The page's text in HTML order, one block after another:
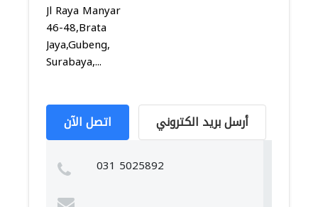
Jl Raya Manyar
46-48,Brata
Jaya,Gubeng,
Surabaya,...
اتصل الآن أرسل بريد الكتروني
031 5025892